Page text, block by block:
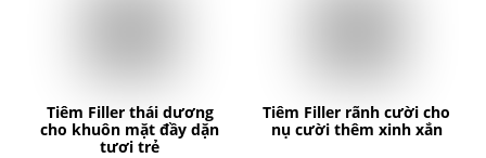
Tiêm Filler thái dương
cho khuôn mặt đầy dặn
tươi trẻ
Tiêm Filler rãnh cười cho
nụ cười thêm xinh xắn